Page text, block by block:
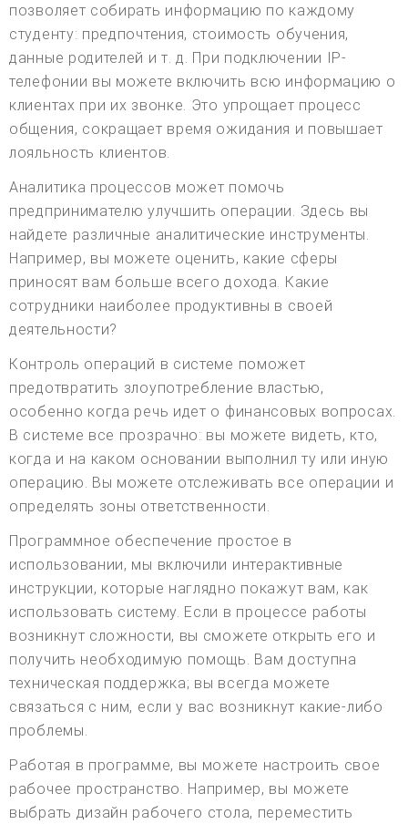
позволяет собирать информацию по каждому
студенту: предпочтения, стоимость обучения,
данные родителей и т. д. При подключении IP-
телефонии вы можете включить всю информацию о
клиентах при их звонке. Это упрощает процесс
общения, сокращает время ожидания и повышает
лояльность клиентов.
Аналитика процессов может помочь
предпринимателю улучшить операции. Здесь вы
найдете различные аналитические инструменты.
Например, вы можете оценить, какие сферы
приносят вам больше всего дохода. Какие
сотрудники наиболее продуктивны в своей
деятельности?
Контроль операций в системе поможет
предотвратить злоупотребление властью,
особенно когда речь идет о финансовых вопросах.
В системе все прозрачно: вы можете видеть, кто,
когда и на каком основании выполнил ту или иную
операцию. Вы можете отслеживать все операции и
определять зоны ответственности.
Программное обеспечение простое в
использовании, мы включили интерактивные
инструкции, которые наглядно покажут вам, как
использовать систему. Если в процессе работы
возникнут сложности, вы сможете открыть его и
получить необходимую помощь. Вам доступна
техническая поддержка; вы всегда можете
связаться с ним, если у вас возникнут какие-либо
проблемы.
Работая в программе, вы можете настроить свое
рабочее пространство. Например, вы можете
выбрать дизайн рабочего стола, переместить